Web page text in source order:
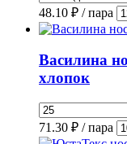
48.10 ₽ / пара
Василина
хлопок
71.30 ₽ / пара